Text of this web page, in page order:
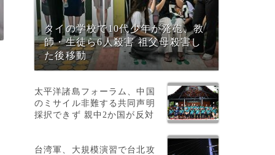
タイの学校で10代少年が発砲、教
師・生徒ら6人殺害 祖父母殺害し
た後移動
太平洋諸島フォーラム、中国
のミサイル非難する共同声明
採択できず 親中2か国が反対
台湾軍、大規模演習で台北攻